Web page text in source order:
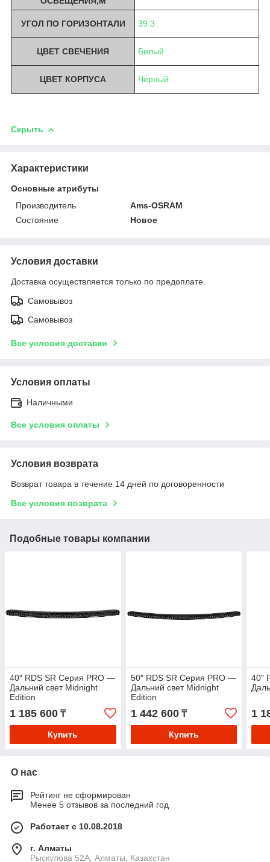
УГОЛ ПО ГОРИЗОНТАЛИ 39.3
ЦВЕТ СВЕЧЕНИЯ Белый
ЦВЕТ КОРПУСА Черный
Скрыть
Характеристики
Основные атрибуты
Производитель
Ams-OSRAM
Состояние
Новое
Условия доставки
Доставка осуществляется только по предоплате.
Самовывоз
Самовывоз
Все условия доставки
Условия оплаты
Наличными
Все условия оплаты
Условия возврата
Возврат товара в течение 14 дней по договоренности
Все условия возврата
Подобные товары компании
40″ RDS SR Серия PRO —
Дальний свет Midnight
Edition
1 185 600 ₸
Купить
50″ RDS SR Серия PRO —
Дальний свет Midnight
Edition
1 442 600₸
Купить
40″
1
О нас
Рейтинг не сформирован
Менее 5 отзывов за последний год
Работает с 10.08.2018
г. Алматы
Рыскулова 52А, Алматы, Казахстан